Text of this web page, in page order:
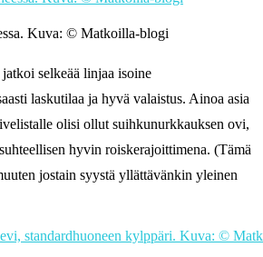
Kuva: © Matkoilla-blogi
selkeää linjaa isoine
laskutilaa ja hyvä valaistus. Ainoa asia
olisi ollut suihkunurkkauksen ovi,
hyvin roiskerajoittimena. (Tämä
jostain syystä yllättävänkin yleinen